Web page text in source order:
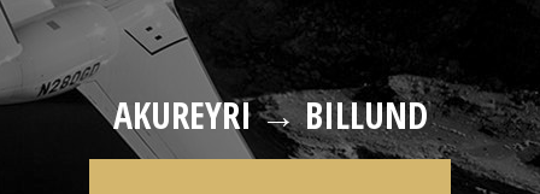
AKUREYRI → BILLUND